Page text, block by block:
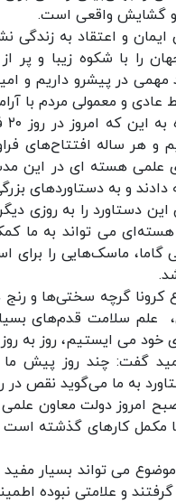
و گشایش واقعی است.
ایمان و اعتقاد به
را با شکوه زیبا و
مهمی در پیشرو داریم
عادی و معمولی مردم
هر ساله افتتاح‌های
علمی هسته ای در این
دادند و به دستاوردهای
این دستاورد را به روزی
هسته‌ای می تواند به ما
گاما، ماسک‌هایی را
کرونا گرچه سختی‌ها و
علم سلامت قدم‌های
می ایستیم، روز به
گفت: چند روز پیش ما
به ما می‌گوید نقص
امروز دولت معاون
مکمل کارهای گذشته است
می تواند بسیار
و علامتی نبوده